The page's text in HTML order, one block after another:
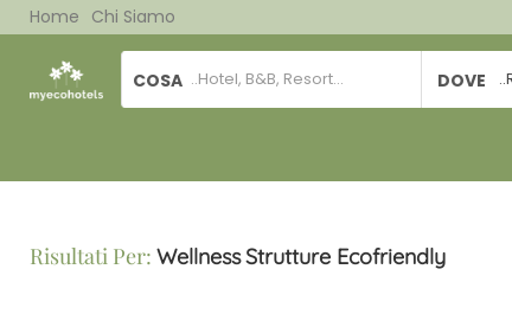
Home Chi Siamo
COSA DOVE
Risultati Per: WellnessStrutture Ecofriendly